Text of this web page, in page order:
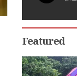
Featured